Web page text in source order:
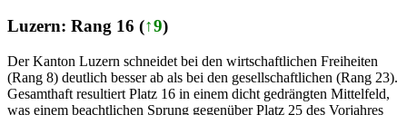
Luzern: Rang 16 (↑9)
Der Kanton Luzern schneidet bei den wirtschaftlichen Freiheiten
(Rang 8) deutlich besser ab als bei den gesellschaftlichen (Rang 23).
Gesamthaft resultiert Platz 16 in einem dicht gedrängten Mittelfeld,
was einem beachtlichen Sprung gegenüber Platz 25 des Vorjahres